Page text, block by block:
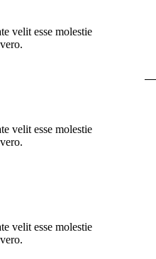
velit esse molestie
velit esse molestie
velit esse molestie